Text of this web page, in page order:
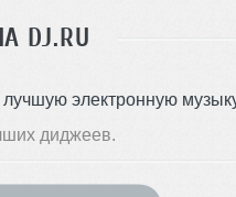
DJ.RU
электронную
диджеев.
ДОБАВИТЬ В